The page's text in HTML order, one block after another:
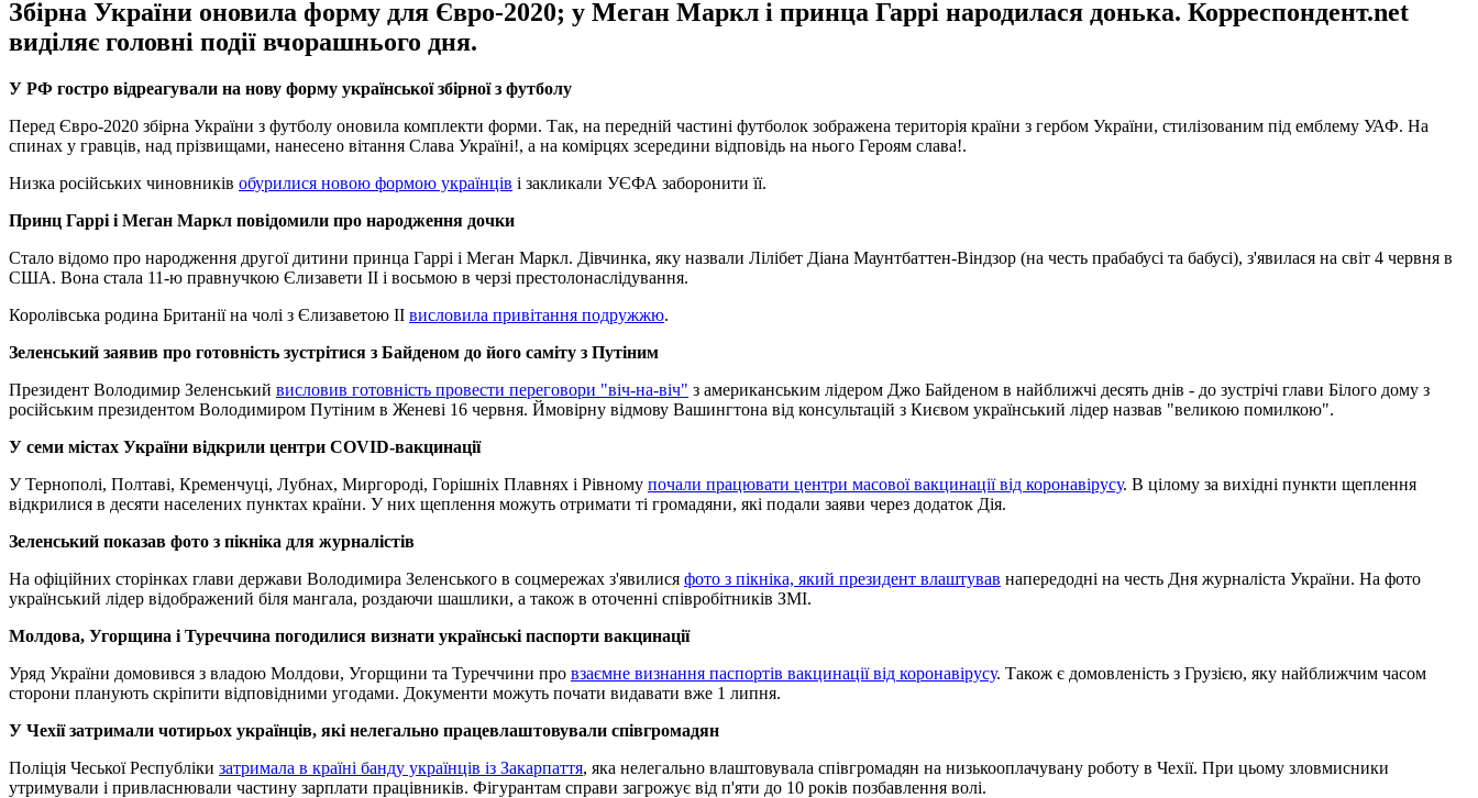
Збірна України оновила форму для Євро-2020; у Меган Маркл і принца Гаррі народилася донька. Корреспондент.net
виділяє головні події вчорашнього дня.
У РФ гостро відреагували на нову форму української збірної з футболу
Перед Євро-2020 збірна України з футболу оновила комплекти форми. Так, на передній частині футболок зображена територія країни з гербом України, стилізованим під емблему УАФ. На
спинах у гравців, над прізвищами, нанесено вітання Слава Україні!, а на комірцях зсередини відповідь на нього Героям слава!.
Низка російських чиновників обурилися новою формою українців і закликали УЄФА заборонити її.
Принц Гаррі і Меган Маркл повідомили про народження дочки
Стало відомо про народження другої дитини принца Гаррі і Меган Маркл. Дівчинка, яку назвали Лілібет Діана Маунтбаттен-Віндзор (на честь прабабусі та бабусі), з'явилася на світ 4 червня в
США. Вона стала 11-ю правнучкою Єлизавети II і восьмою в черзі престолонаслідування.
Королівська родина Британії на чолі з Єлизаветою II висловила привітання подружжю.
Зеленський заявив про готовність зустрітися з Байденом до його саміту з Путіним
Президент Володимир Зеленський висловив готовність провести переговори "віч-на-віч" з американським лідером Джо Байденом в найближчі десять днів - до зустрічі глави Білого дому з
російським президентом Володимиром Путіним в Женеві 16 червня. Ймовірну відмову Вашингтона від консультацій з Києвом український лідер назвав "великою помилкою".
У семи містах України відкрили центри COVID-вакцинації
У Тернополі, Полтаві, Кременчуці, Лубнах, Миргороді, Горішніх Плавнях і Рівному почали працювати центри масової вакцинації від коронавірусу. В цілому за вихідні пункти щеплення
відкрилися в десяти населених пунктах країни. У них щеплення можуть отримати ті громадяни, які подали заяви через додаток Дія.
Зеленський показав фото з пікніка для журналістів
На офіційних сторінках глави держави Володимира Зеленського в соцмережах з'явилися фото з пікніка, який президент влаштував напередодні на честь Дня журналіста України. На фото
український лідер відображений біля мангала, роздаючи шашлики, а також в оточенні співробітників ЗМІ.
Молдова, Угорщина і Туреччина погодилися визнати українські паспорти вакцинації
Уряд України домовився з владою Молдови, Угорщини та Туреччини про взаємне визнання паспортів вакцинації від коронавірусу. Також є домовленість з Грузією, яку найближчим часом
сторони планують скріпити відповідними угодами. Документи можуть почати видавати вже 1 липня.
У Чехії затримали чотирьох українців, які нелегально працевлаштовували співгромадян
Поліція Чеської Республіки затримала в країні банду українців із Закарпаття, яка нелегально влаштовувала співгромадян на низькооплачувану роботу в Чехії. При цьому зловмисники
утримували і привласнювали частину зарплати працівників. Фігурантам справи загрожує від п'яти до 10 років позбавлення волі.